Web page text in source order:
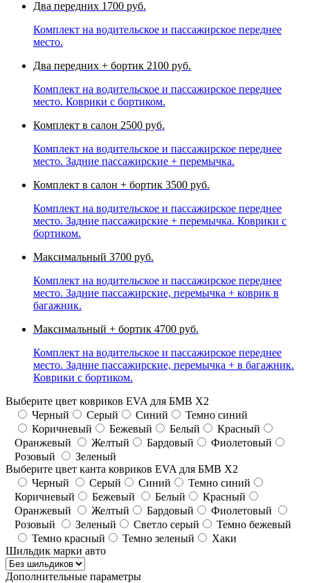
Два передних 1700 руб.
Комплект на водительское и пассажирское переднее
место.
Два передних + бортик 2100 руб.
Комплект на водительское и пассажирское переднее
место. Коврики с бортиком.
Комплект в салон 2500 руб.
Комплект на водительское и пассажирское переднее
место. Задние пассажирские + перемычка.
Комплект в салон + бортик 3500 руб.
Комплект на водительское и пассажирское переднее
место. Задние пассажирские + перемычка. Коврики с
бортиком.
Максимальный 3700 руб.
Комплект на водительское и пассажирское переднее
место. Задние пассажирские, перемычка + коврик в
багажник.
Максимальный + бортик 4700 руб.
Комплект на водительское и пассажирское переднее
место. Задние пассажирские, перемычка + в багажник.
Коврики с бортиком.
Выберите цвет ковриков EVA для БМВ X2
Черный
Серый Синий
Темно синий
Коричневый
Бежевый Белый
Красный
Оранжевый
Желтый Бардовый
Фиолетовый
Розовый
Зеленый
Выберите цвет канта ковриков EVA для БМВ X2
Черный
Серый Синий
Темно синий
Коричневый
Бежевый Белый
Красный
Оранжевый
Желтый Бардовый
Фиолетовый
Розовый
Зеленый Светло серый
Темно бежевый
Темно красный
Темно зеленый
Хаки
Шильдик марки авто
Дополнительные параметры